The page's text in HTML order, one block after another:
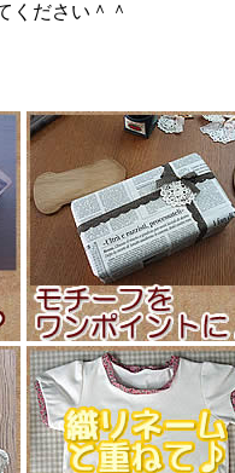
ください＾＾